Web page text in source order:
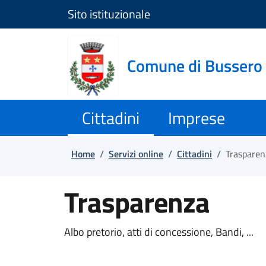
Salta e vai al contenuto
Salta e vai al footer
Sito istituzionale
Comune di Bussero
Cittadini Imprese
Home / Servizi online / Cittadini /
Trasparenza
Albo pretorio, atti di concessione, Bandi, ...